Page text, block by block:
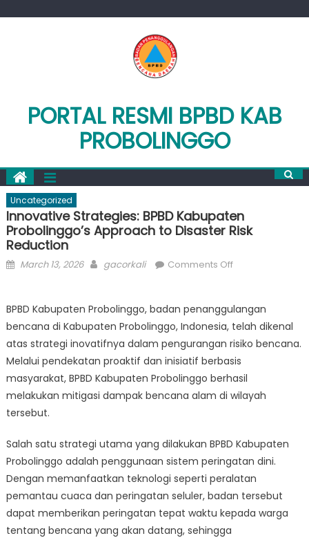
PORTAL RESMI BPBD KAB
PROBOLINGGO
Uncategorized
Innovative Strategies: BPBD Kabupaten
Probolinggo’s Approach to Disaster Risk
Reduction
Posted
March 13, 2026 Author
gacorkali Comments Offon
BPBD
Kabupaten
Probolinggo’s
Approach
to
Disaster
BPBD Kabupaten Probolinggo, badan penanggulangan
bencana di Kabupaten Probolinggo, Indonesia, telah dikenal
atas strategi inovatifnya dalam pengurangan risiko bencana.
Melalui pendekatan proaktif dan inisiatif berbasis
masyarakat, BPBD Kabupaten Probolinggo berhasil
melakukan mitigasi dampak bencana alam di wilayah
tersebut.
Salah satu strategi utama yang dilakukan BPBD Kabupaten
Probolinggo adalah penggunaan sistem peringatan dini.
Dengan memanfaatkan teknologi seperti peralatan
pemantau cuaca dan peringatan seluler, badan tersebut
dapat memberikan peringatan tepat waktu kepada warga
tentang bencana yang akan datang, sehingga